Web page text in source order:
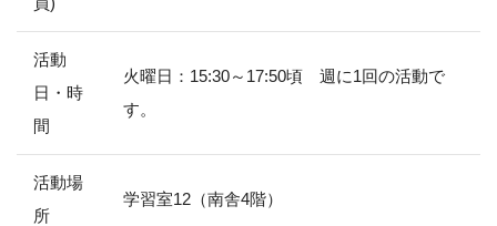
活動
日・時
間
火曜日：15:30～17:50頃 週に1回の活動で
す。
活動場
所
学習室12（南舎4階）